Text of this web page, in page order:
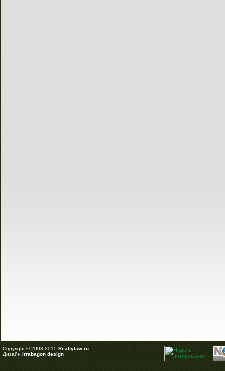
Copyright © 2003-2015 Realtylaw.ru
Дизайн Irrabagon design